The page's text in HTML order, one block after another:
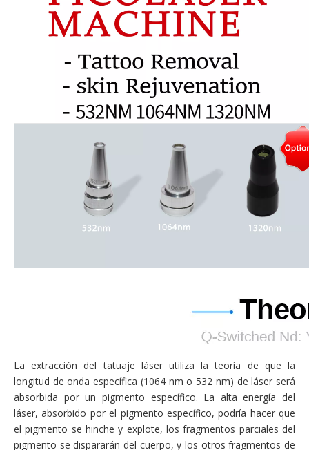
La extracción del tatuaje láser utiliza la teoría de que la
longitud de onda específica (1064 nm o 532 nm) de láser será
absorbida por un pigmento específico. La alta energía del
láser, absorbido por el pigmento específico, podría hacer que
el pigmento se hinche y explote, los fragmentos parciales del
pigmento se dispararán del cuerpo, y los otros fragmentos de